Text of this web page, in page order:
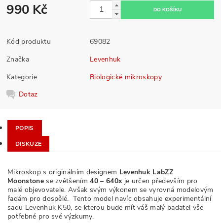
990 Kč
Kód produktu
69082
Značka
Levenhuk
Kategorie
Biologické mikroskopy
Dotaz
POPIS
DISKUZE
Mikroskop s originálním designem Levenhuk LabZZ
Moonstonese zvětšením40 – 640xje určen především pro
malé objevovatele. Avšak svým výkonem se vyrovná modelovým
řadám pro dospělé. Tento model navíc obsahuje experimentální
sadu Levenhuk K50, se kterou bude mít váš malý badatel vše
potřebné pro své výzkumy.